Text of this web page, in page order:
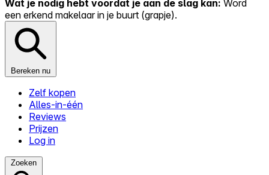
Wat je nodig hebt voordat je aan de slag kan: Word
een erkend makelaar in je buurt (grapje).
Bereken nu
Zelf kopen
Alles-in-één
Reviews
Prijzen
Log in
Zoeken